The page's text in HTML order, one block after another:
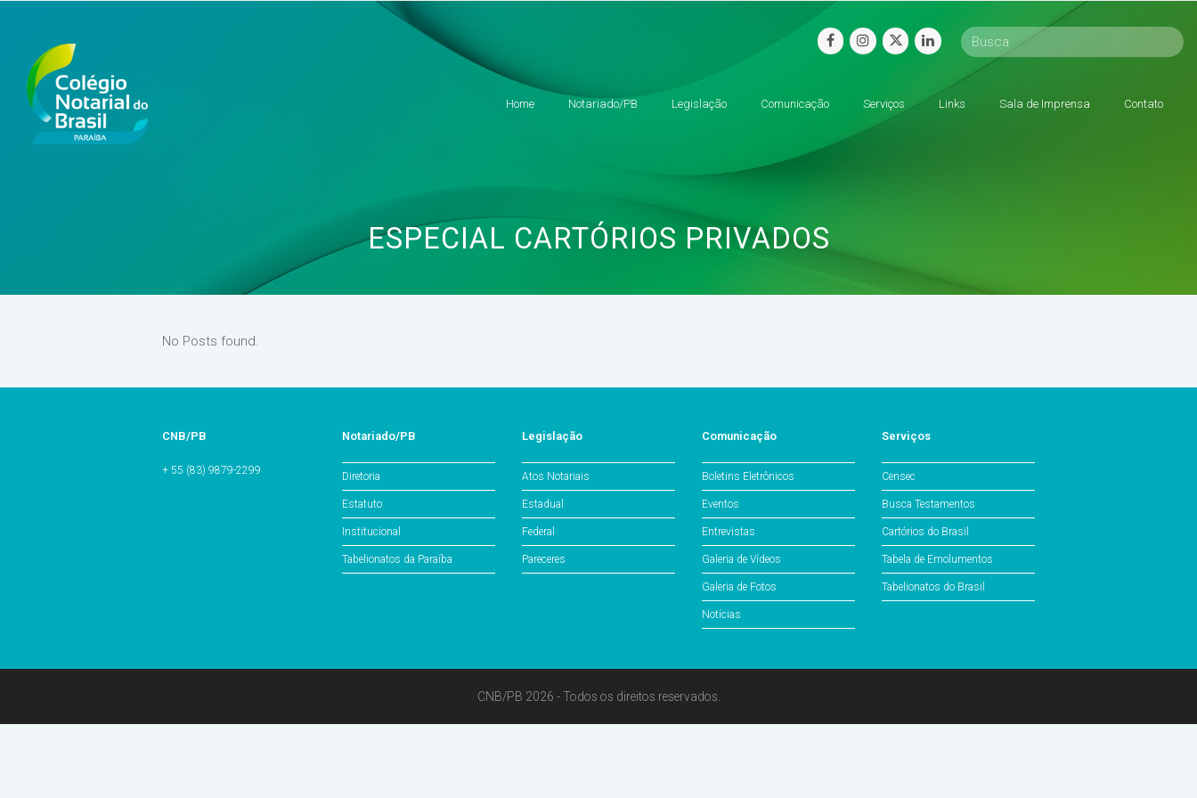
facebookinstagram
twitterlinkedin
Home Notariado/PB Legislação Comunicação Serviços Links Sala de Imprensa Contato
ESPECIAL CARTÓRIOS PRIVADOS
No Posts found.
CNB/PB
+ 55 (83) 9879-2299
Notariado/PB
Diretoria
Estatuto
Institucional
Tabelionatos da Paraíba
Legislação
Atos Notariais
Estadual
Federal
Pareceres
Comunicação
Boletins Eletrônicos
Eventos
Entrevistas
Galeria de Vídeos
Galeria de Fotos
Notícias
Serviços
Censec
Busca Testamentos
Cartórios do Brasil
Tabela de Emolumentos
Tabelionatos do Brasil
CNB/PB 2026 - Todos os direitos reservados.